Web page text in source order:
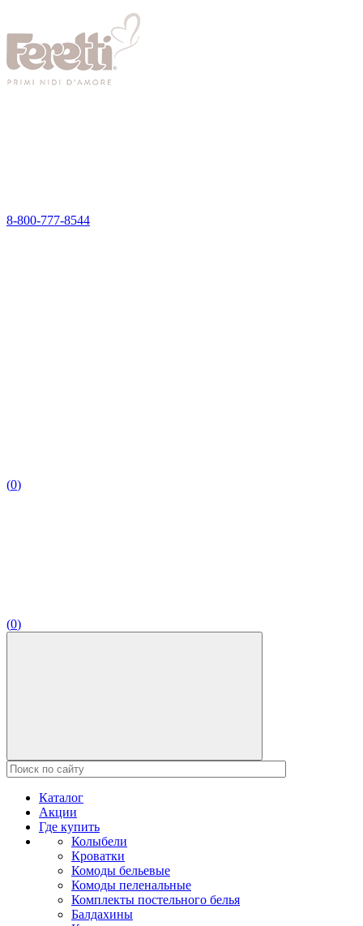
8-800-777-8544
(0)
(0)
Каталог
Акции
Где купить
Колыбели
Кроватки
Комоды бельевые
Комоды пеленальные
Комплекты постельного белья
Балдахины